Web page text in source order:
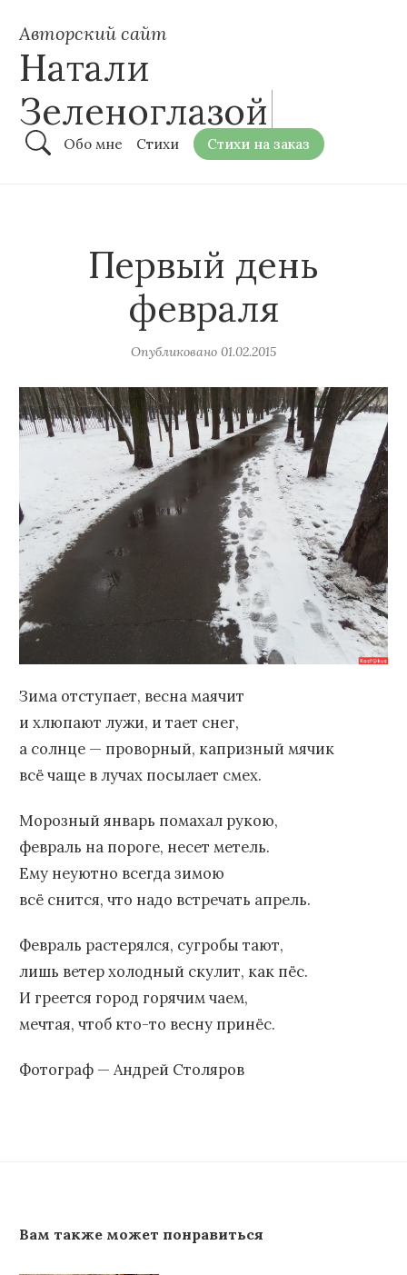
Авторский сайт
Натали
Зеленоглазой
Обо мне Стихи Стихи на заказ
Первый день
февраля
Опубликовано 01.02.2015
Зима отступает, весна маячит
и хлюпают лужи, и тает снег,
а солнце — проворный, капризный мячик
всё чаще в лучах посылает смех.
Морозный январь помахал рукою,
февраль на пороге, несет метель.
Ему неуютно всегда зимою
всё снится, что надо встречать апрель.
Февраль растерялся, сугробы тают,
лишь ветер холодный скулит, как пёс.
И греется город горячим чаем,
мечтая, чтоб кто-то весну принёс.
Фотограф — Андрей Столяров
Вам также может понравиться